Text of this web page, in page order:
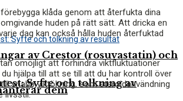
Syfte och tolkning av
av Crestor (rosuvastatin) och
dem
klåda genom att återfukta dina
huden på rätt sätt. Att dricka en
dag kan också hålla huden återfuktad
omöjligt att förhindra viktfluktuationer
hjälpa till att se till att du har kontroll över
snabb viktökning, som steroidanvändning
livsstil.